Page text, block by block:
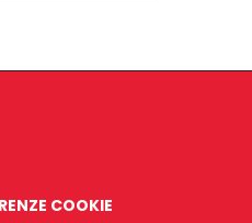
COOKIE